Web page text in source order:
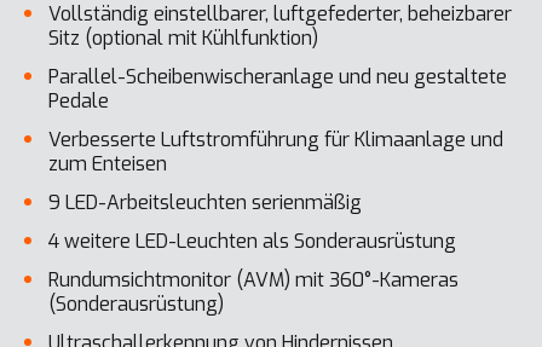
Vollständig einstellbarer, luftgefederter, beheizbarer
Sitz (optional mit Kühlfunktion)
Parallel-Scheibenwischeranlage und neu gestaltete
Pedale
Verbesserte Luftstromführung für Klimaanlage und
zum Enteisen
9 LED-Arbeitsleuchten serienmäßig
4 weitere LED-Leuchten als Sonderausrüstung
Rundumsichtmonitor (AVM) mit 360°-Kameras
(Sonderausrüstung)